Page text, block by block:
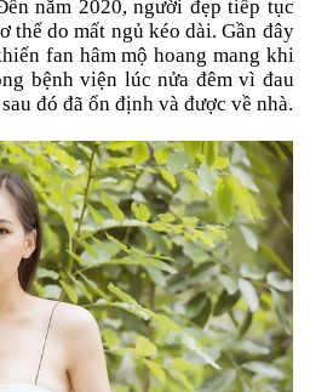
năm 2020, người đẹp tiếp tục
thể do mất ngủ kéo dài. Gần đây
fan hâm mộ hoang mang khi
bệnh viện lúc nửa đêm vì đau
đó đã ổn định và được về nhà.